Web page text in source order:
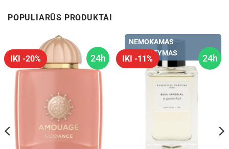
POPULIARŪS PRODUKTAI
24h
IKI -20% 24h
IKI -11%
NEMOKAMAS
PRISTATYMAS